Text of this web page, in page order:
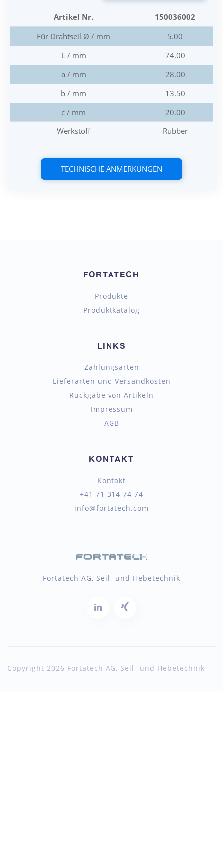
Artikel Nr.
150036002
Für Drahtseil Ø / mm
5.00
L / mm
74.00
a / mm
28.00
b / mm
13.50
c / mm
20.00
Werkstoff
Rubber
TECHNISCHE ANMERKUNGEN
FORTATECH
Produkte
Produktkatalog
LINKS
Zahlungsarten
Lieferarten und Versandkosten
Rückgabe von Artikeln
Impressum
AGB
KONTAKT
Kontakt
+41 71 314 74 74
info@fortatech.com
Fortatech AG, Seil- und Hebetechnik
Copyright 2026 Fortatech AG, Seil- und Hebetechnik